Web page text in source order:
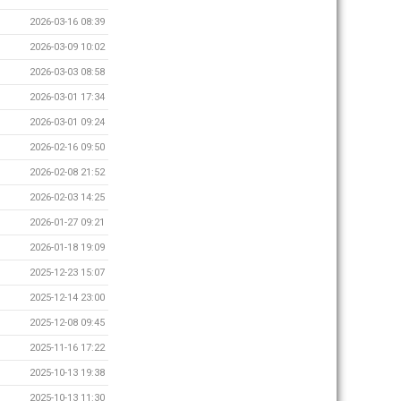
2026-03-16 08:39
2026-03-09 10:02
2026-03-03 08:58
2026-03-01 17:34
2026-03-01 09:24
2026-02-16 09:50
2026-02-08 21:52
2026-02-03 14:25
2026-01-27 09:21
2026-01-18 19:09
2025-12-23 15:07
2025-12-14 23:00
2025-12-08 09:45
2025-11-16 17:22
2025-10-13 19:38
2025-10-13 11:30